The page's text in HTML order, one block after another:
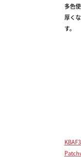
多色
厚く
す。